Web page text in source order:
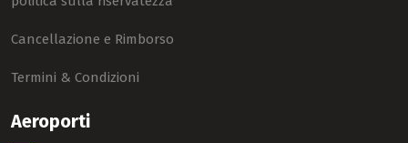
Cancellazione e Rimborso
Termini & Condizioni
Aeroporti